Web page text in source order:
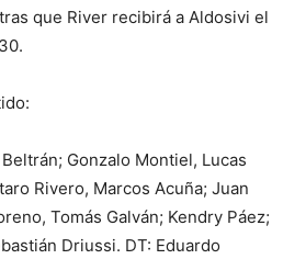
que River recibirá a Aldosivi el
Gonzalo Montiel, Lucas
Rivero, Marcos Acuña; Juan
Tomás Galván; Kendry Páez;
Driussi. DT: Eduardo